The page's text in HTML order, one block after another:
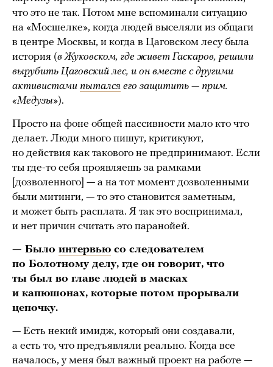
что это не так. Потом мне вспоминали ситуацию
на «Мосшелке», когда людей выселяли из общаги
в центре Москвы, и когда в Цаговском лесу была
история (в Жуковском, где живет Гаскаров, решили
вырубить Цаговский лес, и он вместе с другими
активистами пытался его защитить — прим.
«Медузы»).
Просто на фоне общей пассивности мало кто что
делает. Люди много пишут, критикуют,
но действия как такового не предпринимают. Если
ты где-то себя проявляешь за рамками
[дозволенного] — а на тот момент дозволенными
были митинги, — то это становится заметным,
и может быть расплата. Я так это воспринимал,
и нет причин считать это паранойей.
— Было интервью со следователем
по Болотному делу, где он говорит, что
ты был во главе людей в масках
и капюшонах, которые потом прорывали
цепочку.
— Есть некий имидж, который они создавали,
а есть то, что предъявляли реально. Когда все
началось, у меня был важный проект на работе —